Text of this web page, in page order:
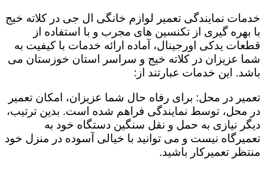
خدمات نمایندگی تعمیر لوازم خانگی ال جی در کلاته خیج
با بهره گیری از تکنسین های مجرب و با استفاده از
قطعات یدکی اورجینال، آماده ارائه خدمات با کیفیت به
شما عزیزان در کلاته خیج و سراسر استان خوزستان می
باشد. این خدمات عبارتند از:
تعمیر در محل: برای رفاه حال شما عزیزان، امکان تعمیر
در محل، توسط نمایندگی فراهم شده است. بدین ترتیب،
دیگر نیازی به حمل و نقل سنگین دستگاه خود به
تعمیرگاه نیست و می توانید با خیالی آسوده در منزل خود
منتظر تعمیرکار باشید.